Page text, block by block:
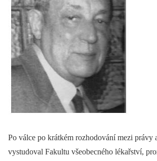
Po válce po krátkém rozhodování mezi právy
vystudoval Fakultu všeobecného lékařství,